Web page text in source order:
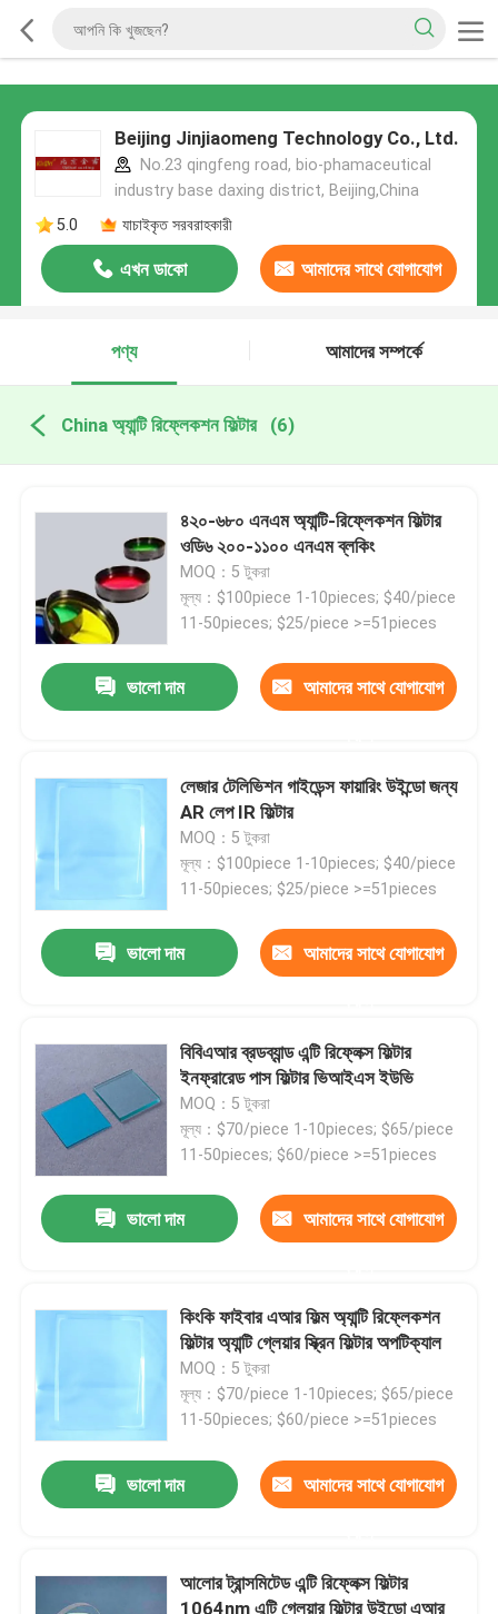
Beijing Jinjiaomeng Technology Co., Ltd.
No.23 qingfeng road, bio-phamaceutical
industry base daxing district, Beijing,China
5.0
যাচাইকৃত সরবরাহকারী
এখন ডাকো আমাদের সাথে যোগাযোগ
পণ্য
আমাদের সম্পর্কে
China অ্যান্টি রিফ্লেকশন ফিল্টার (6)
৪২০-৬৮০ এনএম অ্যান্টি-রিফ্লেকশন ফিল্টার
ওডি৬ ২০০-১১০০ এনএম ব্লকিং
MOQ：5 টুকরা
মূল্য：$100piece 1-10pieces; $40/piece
11-50pieces; $25/piece >=51pieces
ভালো দাম আমাদের সাথে যোগাযোগ
লেজার টেলিভিশন গাইডেন্স ফায়ারিং উইন্ডো জন্য
AR লেপ IR ফিল্টার
MOQ：5 টুকরা
মূল্য：$100piece 1-10pieces; $40/piece
11-50pieces; $25/piece >=51pieces
ভালো দাম আমাদের সাথে যোগাযোগ
বিবিএআর ব্রডব্যান্ড এন্টি রিফ্লেক্স ফিল্টার
ইনফ্রারেড পাস ফিল্টার ভিআইএস ইউভি
MOQ：5 টুকরা
মূল্য：$70/piece 1-10pieces; $65/piece
11-50pieces; $60/piece >=51pieces
ভালো দাম আমাদের সাথে যোগাযোগ
কিংকি ফাইবার এআর ফিল্ম অ্যান্টি রিফ্লেকশন
ফিল্টার অ্যান্টি গ্লেয়ার স্ক্রিন ফিল্টার অপটিক্যাল
MOQ：5 টুকরা
মূল্য：$70/piece 1-10pieces; $65/piece
11-50pieces; $60/piece >=51pieces
ভালো দাম আমাদের সাথে যোগাযোগ
আলোর ট্রান্সমিটেড এন্টি রিফ্লেক্স ফিল্টার
1064nm এন্টি গ্লেয়ার ফিল্টার উইন্ডো এআর